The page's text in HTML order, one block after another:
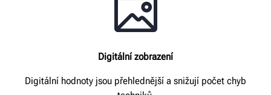
Digitální zobrazení
Digitální hodnoty jsou přehlednější a snižují počet chyb